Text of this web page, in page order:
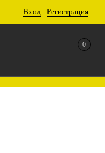
Вход Регистрация
0